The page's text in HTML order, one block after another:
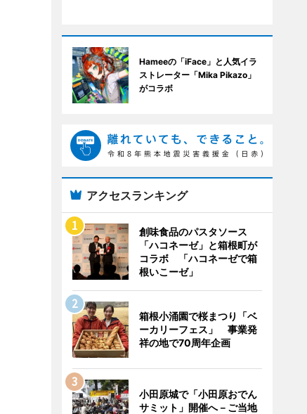
Hameeの「iFace」と人気イラ
ストレーター「Mika Pikazo」
がコラボ
アクセスランキング
創味食品のパスタソース
「ハコネーゼ」と箱根町が
コラボ 「ハコネーゼで箱
根いこーゼ」
箱根小涌園で桜まつり「ベ
ーカリーフェス」 事業発
祥の地で70周年企画
小田原城で「小田原おでん
サミット」開催へ－ご当地